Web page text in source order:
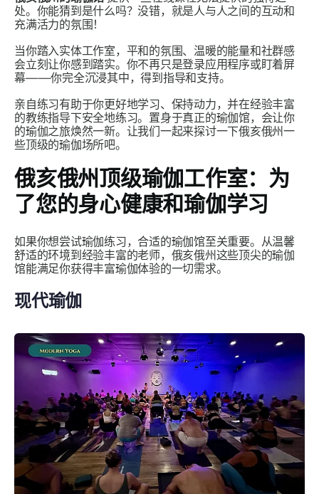
处。你能猜到是什么吗？没错，就是人与人之间的互动和
充满活力的氛围！
当你踏入实体工作室，平和的氛围、温暖的能量和社群感
会立刻让你感到踏实。你不再只是登录应用程序或盯着屏
幕——你完全沉浸其中，得到指导和支持。
亲自练习有助于你更好地学习、保持动力，并在经验丰富
的教练指导下安全地练习。置身于真正的瑜伽馆，会让你
的瑜伽之旅焕然一新。让我们一起来探讨一下俄亥俄州一
些顶级的瑜伽场所吧。
俄亥俄州顶级瑜伽工作室：为
了您的身心健康和瑜伽学习
如果你想尝试瑜伽练习，合适的瑜伽馆至关重要。从温馨
舒适的环境到经验丰富的老师，俄亥俄州这些顶尖的瑜伽
馆能满足你获得丰富瑜伽体验的一切需求。
现代瑜伽